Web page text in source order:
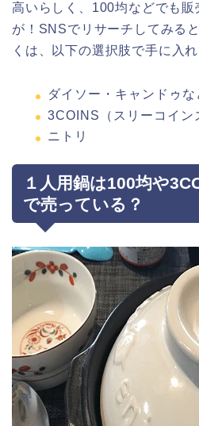
高いらしく、100均などでも販
が！SNSでリサーチしてみる
くは、以下の選択肢で手に入
ダイソー・キャンドゥ
3COINS（スリーコイン
ニトリ
１人用鍋は100均や
で売っている？